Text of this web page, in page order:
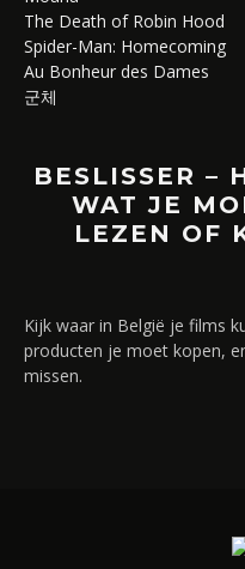
The Death of Robin Hood
Spider-Man: Homecoming
Au Bonheur des Dames
군체
BESLISSER –
WAT JE
LEZEN OF
Kijk waar in België je films
producten je moet kopen,
missen.